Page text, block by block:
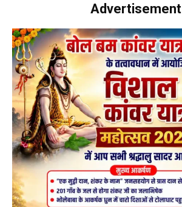
Advertisement